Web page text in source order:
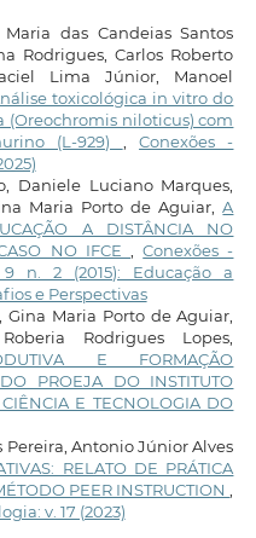
das Candeias Santos
Rodrigues, Carlos Roberto
Lima Júnior, Manoel
toxicológica in vitro do
niloticus) com
(L-929)
,Conexões -
Daniele Luciano Marques,
Maria Porto de Aguiar,A
A DISTÂNCIA NO
NO IFCE
,Conexões -
n. 2 (2015): Educação a
e Perspectivas
Maria Porto de Aguiar,
Rodrigues Lopes,
E FORMAÇÃO
PROEJA DO INSTITUTO
E TECNOLOGIA DO
Antonio Júnior Alves
RELATO DE PRÁTICA
PEER INSTRUCTION
v. 17 (2023)